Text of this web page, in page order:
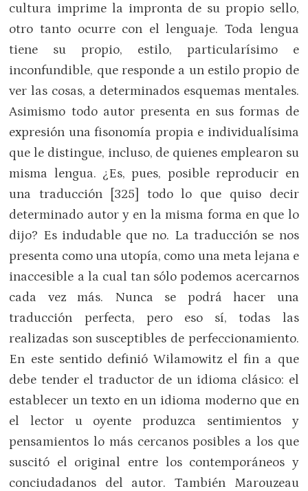
cultura imprime la impronta de su propio sello,
otro tanto ocurre con el lenguaje. Toda lengua
tiene su propio, estilo, particularísimo e
inconfundible, que responde a un estilo propio de
ver las cosas, a determinados esquemas mentales.
Asimismo todo autor presenta en sus formas de
expresión una fisonomía propia e individualísima
que le distingue, incluso, de quienes emplearon su
misma lengua. ¿Es, pues, posible reproducir en
una traducción [325] todo lo que quiso decir
determinado autor y en la misma forma en que lo
dijo? Es indudable que no. La traducción se nos
presenta como una utopía, como una meta lejana e
inaccesible a la cual tan sólo podemos acercarnos
cada vez más. Nunca se podrá hacer una
traducción perfecta, pero eso sí, todas las
realizadas son susceptibles de perfeccionamiento.
En este sentido definió Wilamowitz el fin a que
debe tender el traductor de un idioma clásico: el
establecer un texto en un idioma moderno que en
el lector u oyente produzca sentimientos y
pensamientos lo más cercanos posibles a los que
suscitó el original entre los contemporáneos y
conciudadanos del autor. También Marouzeau